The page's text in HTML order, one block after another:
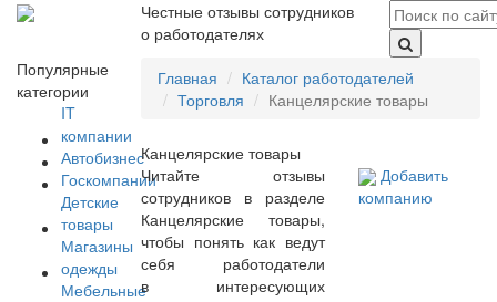
Честные отзывы сотрудников
о работодателях
Популярные
категории
IT
компании
Автобизнес
Госкомпании
Детские
товары
Магазины
одежды
Мебельные
Главная
Каталог работодателей
Торговля
Канцелярские товары
Канцелярские товары
Читайте отзывы
сотрудников в разделе
Канцелярские товары,
чтобы понять как ведут
себя работодатели
в интересующих
Добавить
компанию